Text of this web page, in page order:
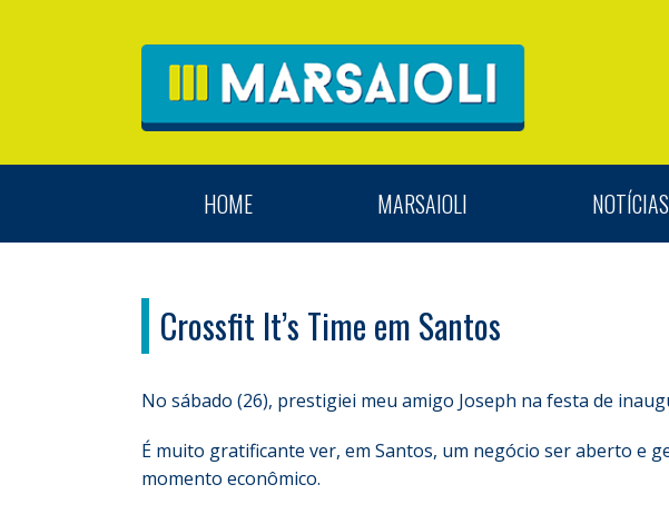
HOME MARSAIOLI NOTÍCIAS
Crossfit It’s Time em Santos
No sábado (26), prestigiei meu amigo Joseph na festa de
É muito gratificante ver, em Santos, um negócio ser aberto e
momento econômico.